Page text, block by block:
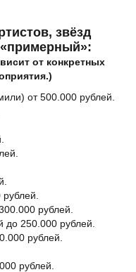
звёзд
от конкретных
от 500.000 рублей.
рублей.
до 250.000 рублей.
рублей.
рублей.